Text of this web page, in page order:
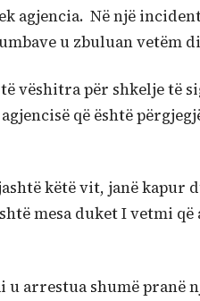
agjencia. Në një
u zbuluan vetëm
vëshitra për shkelje të
që është
këtë vit, janë kapur
mesa duket I vetmi
arrestua shumë pranë